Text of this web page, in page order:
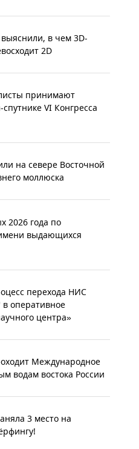
в чем 3D-
2D
принимают
VI Конгресса
на севере Восточной
моллюска
2026 года по
выдающихся
перехода НИС
оперативное
центра»
Международное
водам востока России
3 место на